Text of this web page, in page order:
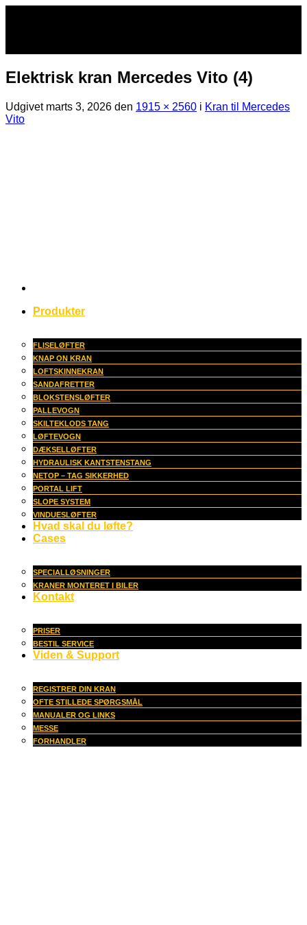
Produkter
FLISELØFTER
KNAP ON KRAN
LOFTSKINNEKRAN
SANDAFRETTER
BLOKSTENSLØFTER
PALLEVOGN
SKILTEKLODS TANG
LØFTEVOGN
DÆKSELLØFTER
HYDRAULISK KANTSTENSTANG
NETOP – TAG SIKKERHED
PORTAL LIFT
SLOPE SYSTEM
VINDUESLØFTER
Hvad skal du løfte?
Cases
SPECIALLØSNINGER
KRANER MONTERET I BILER
Kontakt
PRISER
BESTIL SERVICE
Viden & Support
REGISTRER DIN KRAN
OFTE STILLEDE SPØRGSMÅL
MANUALER OG LINKS
MESSE
FORHANDLER
Elektrisk kran Mercedes Vito (4)
Udgivet marts 3, 2026 den 1915 × 2560 i Kran til Mercedes
Vito